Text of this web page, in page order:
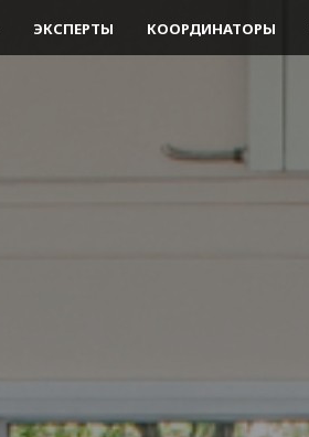
ЭКСПЕРТЫ КООРДИНАТОРЫ